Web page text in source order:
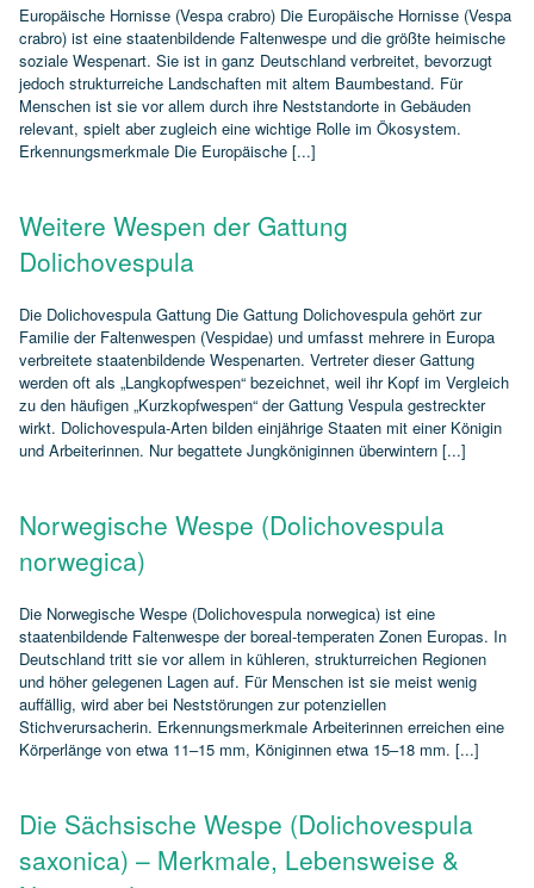
Europäische Hornisse (Vespa crabro) Die Europäische Hornisse (Vespa
crabro) ist eine staatenbildende Faltenwespe und die größte heimische
soziale Wespenart. Sie ist in ganz Deutschland verbreitet, bevorzugt
jedoch strukturreiche Landschaften mit altem Baumbestand. Für
Menschen ist sie vor allem durch ihre Neststandorte in Gebäuden
relevant, spielt aber zugleich eine wichtige Rolle im Ökosystem.
Erkennungsmerkmale Die Europäische [...]
Weitere Wespen der Gattung
Dolichovespula
Die Dolichovespula Gattung Die Gattung Dolichovespula gehört zur
Familie der Faltenwespen (Vespidae) und umfasst mehrere in Europa
verbreitete staatenbildende Wespenarten. Vertreter dieser Gattung
werden oft als „Langkopfwespen“ bezeichnet, weil ihr Kopf im Vergleich
zu den häufigen „Kurzkopfwespen“ der Gattung Vespula gestreckter
wirkt. Dolichovespula‑Arten bilden einjährige Staaten mit einer Königin
und Arbeiterinnen. Nur begattete Jungköniginnen überwintern [...]
Norwegische Wespe (Dolichovespula
norwegica)
Die Norwegische Wespe (Dolichovespula norwegica) ist eine
staatenbildende Faltenwespe der boreal‑temperaten Zonen Europas. In
Deutschland tritt sie vor allem in kühleren, strukturreichen Regionen
und höher gelegenen Lagen auf. Für Menschen ist sie meist wenig
auffällig, wird aber bei Neststörungen zur potenziellen
Stichverursacherin. Erkennungsmerkmale Arbeiterinnen erreichen eine
Körperlänge von etwa 11–15 mm, Königinnen etwa 15–18 mm. [...]
Die Sächsische Wespe (Dolichovespula
saxonica) – Merkmale, Lebensweise &